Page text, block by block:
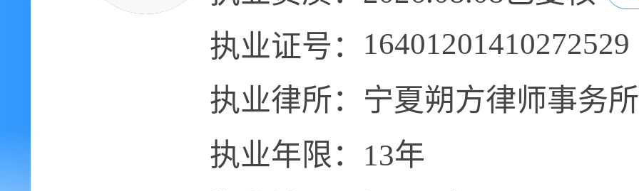
执业证号： 16401201410272529
执业律所： 宁夏朔方律师事务所
执业年限： 13年